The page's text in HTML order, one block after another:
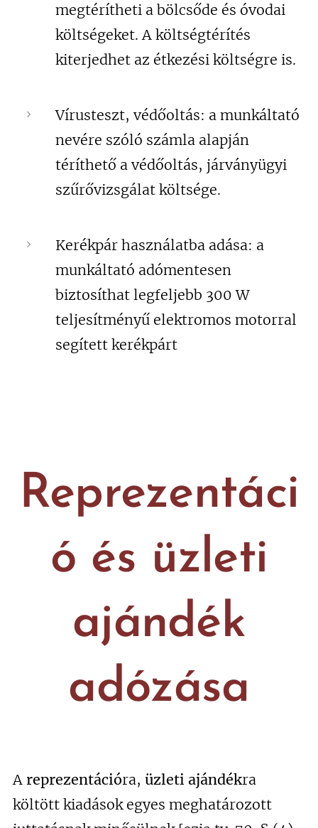
megtérítheti a bölcsőde és óvodai
költségeket. A költségtérítés
kiterjedhet az étkezési költségre is.
Vírusteszt, védőoltás: a munkáltató
nevére szóló számla alapján
téríthető a védőoltás, járványügyi
szűrővizsgálat költsége.
Kerékpár használatba adása: a
munkáltató adómentesen
biztosíthat legfeljebb 300 W
teljesítményű elektromos motorral
segített kerékpárt
Reprezentáci
ó és üzleti
ajándék
adózása
A reprezentációra, üzleti ajándékra
költött kiadások egyes meghatározott